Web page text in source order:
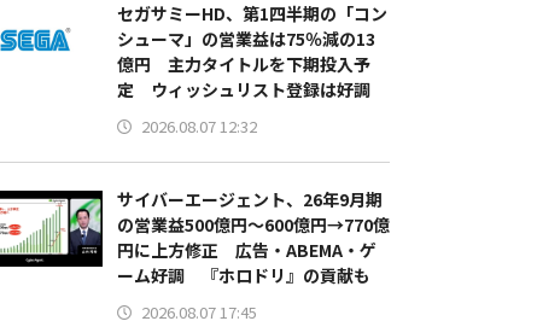
セガサミーHD、第1四半期の「コン
シューマ」の営業益は75％減の13
億円 主力タイトルを下期投入予
定 ウィッシュリスト登録は好調
2026.08.07 12:32
サイバーエージェント、26年9月期
の営業益500億円～600億円→770億
円に上方修正 広告・ABEMA・ゲ
ーム好調 『ホロドリ』の貢献も
2026.08.07 17:45